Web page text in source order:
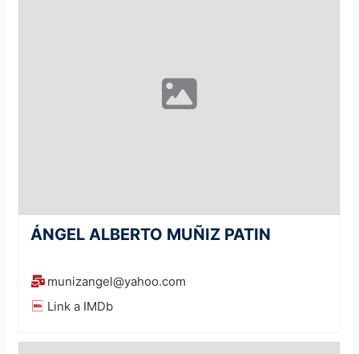
ÁNGEL ALBERTO MUÑIZ PATIN
munizangel@yahoo.com
Link a IMDb